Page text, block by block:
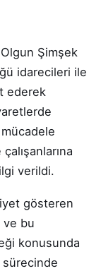
Şimşek
idarecileri ile
ederek
verildi.
gösteren
ve bu
konusunda
sürecinde